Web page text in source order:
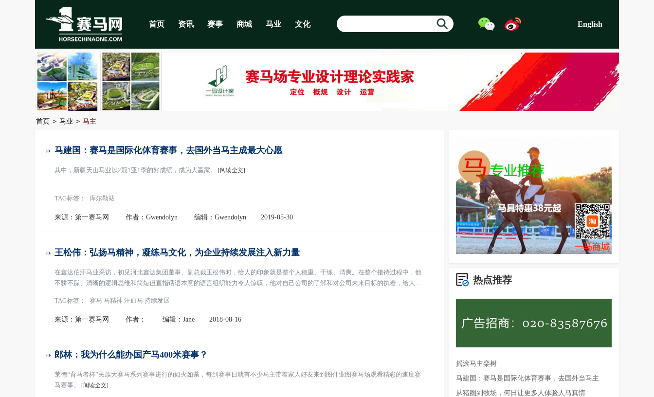
首页 资讯 赛事 商城 马业 文化 English
首页 > 马业 > 马主
热点推荐
摇滚马主栾树
马建国：赛马是国际化体育赛事，去国外当马主
从猪圈到牧场，何日让更多人体验人马真情
马建国：赛马是国际化体育赛事，去国外当马主成最大心愿
其中，新疆天山马业以2冠1亚1季的好成绩，成为大赢家。 [阅读全文]
TAG标签： 库尔勒站
来源：第一赛马网 作者：Gwendolyn 编辑：Gwendolyn 2019-05-30
王松伟：弘扬马精神，凝练马文化，为企业持续发展注入新力量
在鑫达伯汗马业采访，初见河北鑫达集团董事、副总裁王松伟时，给人的印象就是整个人稳重、干练、清爽。在整个接待过程中，他
不骄不躁、清晰的逻辑思维和简短但直指话语本意的语言组织能力令人惊叹，他对自己公司的了解和对公司未来目标的执着，给大家
TAG标签： 赛马 马精神 汗血马 持续发展
来源：第一赛马网 作者： 编辑：Jane 2018-08-16
郎林：我为什么能办国产马400米赛事？
莱德“育马者杯”民族大赛马系列赛事进行的如火如荼，每到赛事日就有不少马主带着家人好友来到图什业图赛马场观看精彩的速度赛
马赛事。
[阅读全文]